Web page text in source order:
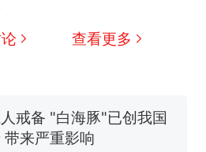
查看更多
废，公平么？
球唯一没有法定首都的国
戒备 "白海豚"已创我国
带来严重影响